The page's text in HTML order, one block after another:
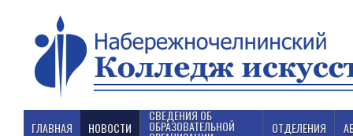
ГЛАВНАЯ НОВОСТИ
СВЕДЕНИЯ ОБ
ОБРАЗОВАТЕЛЬНОЙ ОТДЕЛЕНИЯ